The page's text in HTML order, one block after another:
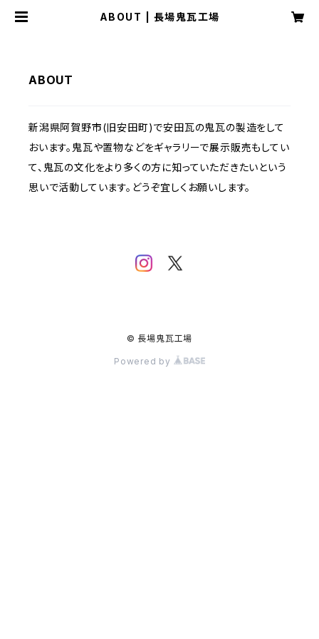
ABOUT | 長場鬼瓦工場
ABOUT
新潟県阿賀野市(旧安田町)で安田瓦の鬼瓦の製造をして
おいます。鬼瓦や置物などをギャラリーで展示販売もしてい
て、鬼瓦の文化をより多くの方に知っていただきたいという
思いで活動しています。どうぞ宜しくお願いします。
© 長場鬼瓦工場
Powered by